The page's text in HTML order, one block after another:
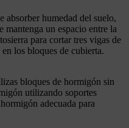
absorber humedad del suelo,
mantenga un espacio entre la
para cortar tres vigas de
los bloques de cubierta.
bloques de hormigón sin
utilizando soportes
adecuada para